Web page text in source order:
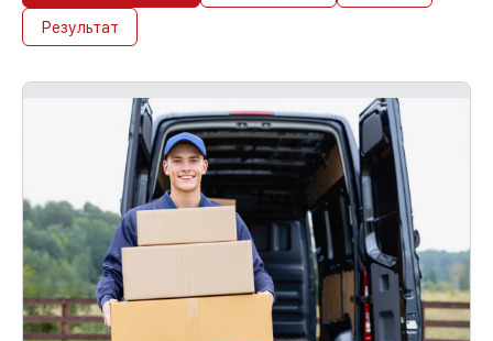
Результат